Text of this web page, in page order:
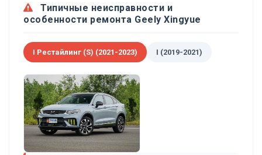
Типичные неисправности и
особенности ремонта Geely Xingyue
I Рестайлинг (S) (2021-2023) I (2019-2021)